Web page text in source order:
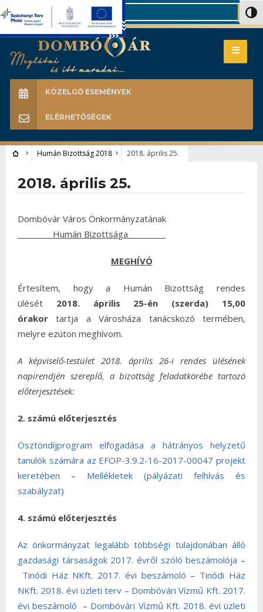
Search
KÖZELGŐ ESEMÉNYEK
ELÉRHETŐSÉGEK
Humán Bizottság 2018 2018. április 25.
2018. április 25.
Dombóvár Város Önkormányzatának
Humán Bizottsága
MEGHÍVÓ
Értesítem, hogy a Humán Bizottság rendes
ülését 2018. április 25-én (szerda) 15,00
órakor tartja a Városháza tanácskozó termében,
melyre ezúton meghívom.
A képviselő-testület 2018. április 26-i rendes ülésének
napirendjén szereplő, a bizottság feladatkörébe tartozó
előterjesztések:
2. számú előterjesztés
Ösztöndíjprogram elfogadása a hátrányos helyzetű
tanulók számára az EFOP-3.9.2-16-2017-00047 projekt
keretében – Mellékletek (pályázati felhívás és
szabályzat)
4. számú előterjesztés
Az önkormányzat legalább többségi tulajdonában álló
gazdasági társaságok 2017. évről szóló beszámolója –
Tinódi Ház NKft. 2017. évi beszámoló – Tinódi Ház
NKft. 2018. évi üzleti terv – Dombóvári Vízmű Kft. 2017.
évi beszámoló – Dombóvári Vízmű Kft. 2018. évi üzleti